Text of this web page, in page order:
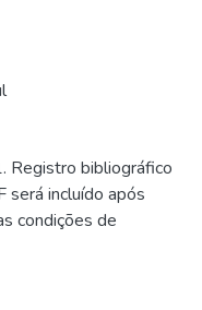
Registro bibliográfico
será incluído após
condições de